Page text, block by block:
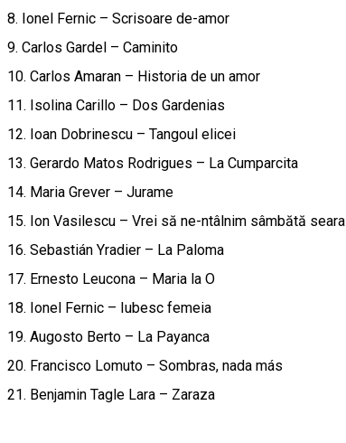
8. Ionel Fernic – Scrisoare de-amor
9. Carlos Gardel – Caminito
10. Carlos Amaran – Historia de un amor
11. Isolina Carillo – Dos Gardenias
12. Ioan Dobrinescu – Tangoul elicei
13. Gerardo Matos Rodrigues – La Cumparcita
14. Maria Grever – Jurame
15. Ion Vasilescu – Vrei să ne-ntâlnim sâmbătă seara
16. Sebastián Yradier – La Paloma
17. Ernesto Leucona – Maria la O
18. Ionel Fernic – Iubesc femeia
19. Augosto Berto – La Payanca
20. Francisco Lomuto – Sombras, nada más
21. Benjamin Tagle Lara – Zaraza